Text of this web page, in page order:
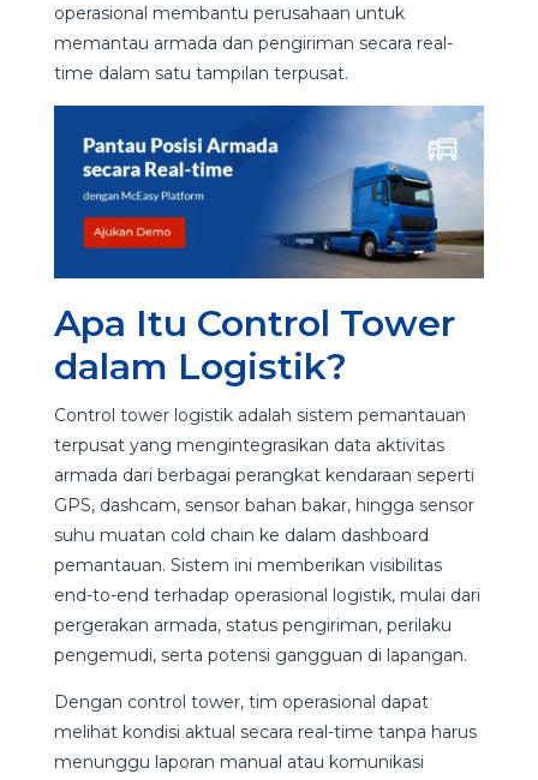
operasional membantu perusahaan untuk
memantau armada dan pengiriman secara real-
time dalam satu tampilan terpusat.
Apa Itu Control Tower
dalam Logistik?
Control tower logistik adalah sistem pemantauan
terpusat yang mengintegrasikan data aktivitas
armada dari berbagai perangkat kendaraan seperti
GPS, dashcam, sensor bahan bakar, hingga sensor
suhu muatan cold chain ke dalam dashboard
pemantauan. Sistem ini memberikan visibilitas
end-to-end terhadap operasional logistik, mulai dari
pergerakan armada, status pengiriman, perilaku
pengemudi, serta potensi gangguan di lapangan.
Dengan control tower, tim operasional dapat
melihat kondisi aktual secara real-time tanpa harus
menunggu laporan manual atau komunikasi